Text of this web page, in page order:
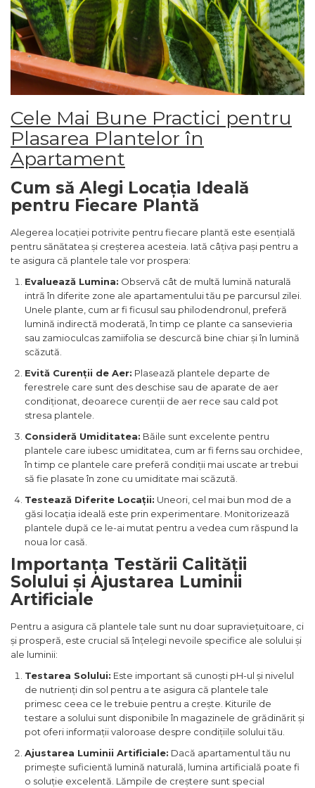
Cele Mai Bune Practici pentru
Plasarea Plantelor în
Apartament
Cum să Alegi Locația Ideală
pentru Fiecare Plantă
Alegerea locației potrivite pentru fiecare plantă este esențială
pentru sănătatea și creșterea acesteia. Iată câțiva pași pentru a
te asigura că plantele tale vor prospera:
Evaluează Lumina: Observă cât de multă lumină naturală
intră în diferite zone ale apartamentului tău pe parcursul zilei.
Unele plante, cum ar fi ficusul sau philodendronul, preferă
lumină indirectă moderată, în timp ce plante ca sansevieria
sau zamioculcas zamiifolia se descurcă bine chiar și în lumină
scăzută.
Evită Curenții de Aer: Plasează plantele departe de
ferestrele care sunt des deschise sau de aparate de aer
condiționat, deoarece curenții de aer rece sau cald pot
stresa plantele.
Consideră Umiditatea: Băile sunt excelente pentru
plantele care iubesc umiditatea, cum ar fi ferns sau orchidee,
în timp ce plantele care preferă condiții mai uscate ar trebui
să fie plasate în zone cu umiditate mai scăzută.
Testează Diferite Locații: Uneori, cel mai bun mod de a
găsi locația ideală este prin experimentare. Monitorizează
plantele după ce le-ai mutat pentru a vedea cum răspund la
noua lor casă.
Importanța Testării Calității
Solului și Ajustarea Luminii
Artificiale
Pentru a asigura că plantele tale sunt nu doar supraviețuitoare, ci
și prosperă, este crucial să înțelegi nevoile specifice ale solului și
ale luminii:
Testarea Solului: Este important să cunoști pH-ul și nivelul
de nutrienți din sol pentru a te asigura că plantele tale
primesc ceea ce le trebuie pentru a crește. Kiturile de
testare a solului sunt disponibile în magazinele de grădinărit și
pot oferi informații valoroase despre condițiile solului tău.
Ajustarea Luminii Artificiale: Dacă apartamentul tău nu
primește suficientă lumină naturală, lumina artificială poate fi
o soluție excelentă. Lămpile de creștere sunt special